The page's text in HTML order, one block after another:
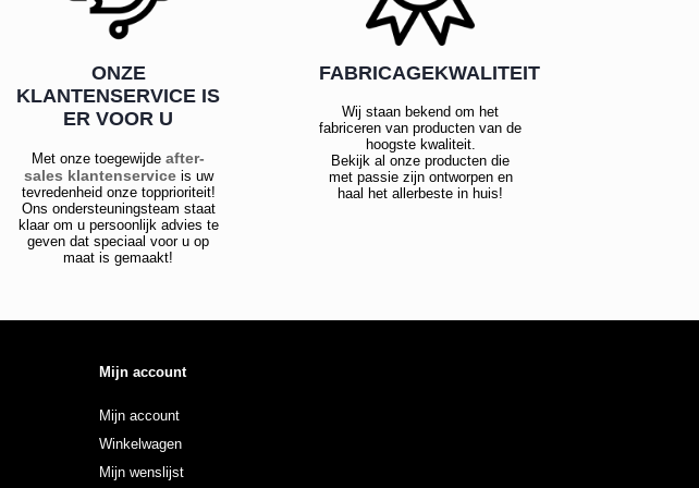
ONZE
KLANTENSERVICE IS
ER VOOR U
Met onze toegewijdeafter-
sales klantenserviceis uw
tevredenheid onze topprioriteit!
Ons ondersteuningsteam staat
klaar om u persoonlijk advies te
geven dat speciaal voor u op
maat is gemaakt!
FABRICAGEKWALITEIT
Wij staan bekend om het
fabriceren van producten van de
hoogste kwaliteit.
Bekijk al onze producten die
met passie zijn ontworpen en
haal het allerbeste in huis!
Mijn account
Mijn account
Winkelwagen
Mijn wenslijst